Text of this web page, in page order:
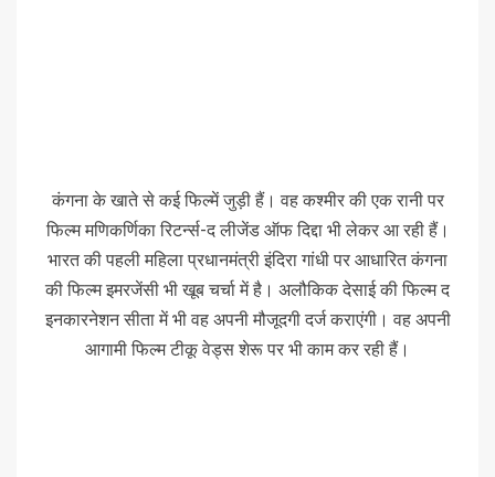
कंगना के खाते से कई फिल्में जुड़ी हैं। वह कश्मीर की एक रानी पर
फिल्म मणिकर्णिका रिटर्न्स-द लीजेंड ऑफ दिद्दा भी लेकर आ रही हैं।
भारत की पहली महिला प्रधानमंत्री इंदिरा गांधी पर आधारित कंगना
की फिल्म इमरजेंसी भी खूब चर्चा में है। अलौकिक देसाई की फिल्म द
इनकारनेशन सीता में भी वह अपनी मौजूदगी दर्ज कराएंगी। वह अपनी
आगामी फिल्म टीकू वेड्स शेरू पर भी काम कर रही हैं।